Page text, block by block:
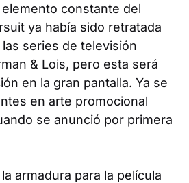
constante del
ya había sido retratada
series de televisión
& Lois, pero esta será
en la gran pantalla. Ya se
en arte promocional
se anunció por primera
armadura para la película